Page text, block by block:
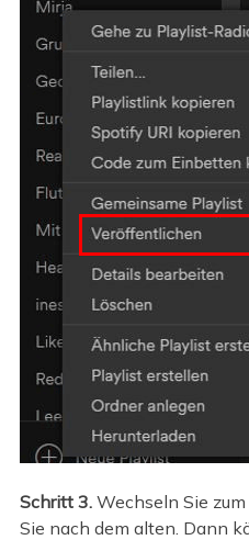
Schritt 3.Wechseln Sie
Sie nach dem alten. Dann